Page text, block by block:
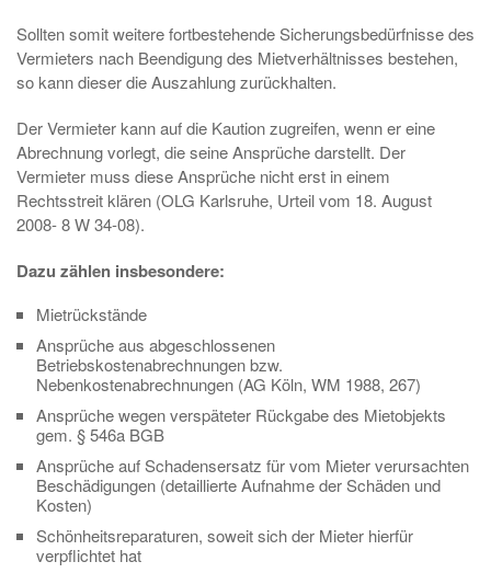
Sollten somit weitere fortbestehende Sicherungsbedürfnisse des
Vermieters nach Beendigung des Mietverhältnisses bestehen,
so kann dieser die Auszahlung zurückhalten.
Der Vermieter kann auf die Kaution zugreifen, wenn er eine
Abrechnung vorlegt, die seine Ansprüche darstellt. Der
Vermieter muss diese Ansprüche nicht erst in einem
Rechtsstreit klären (OLG Karlsruhe, Urteil vom 18. August
2008- 8 W 34-08).
Dazu zählen insbesondere:
Mietrückstände
Ansprüche aus abgeschlossenen
Betriebskostenabrechnungen bzw.
Nebenkostenabrechnungen (AG Köln, WM 1988, 267)
Ansprüche wegen verspäteter Rückgabe des Mietobjekts
gem. § 546a BGB
Ansprüche auf Schadensersatz für vom Mieter verursachten
Beschädigungen (detaillierte Aufnahme der Schäden und
Kosten)
Schönheitsreparaturen, soweit sich der Mieter hierfür
verpflichtet hat